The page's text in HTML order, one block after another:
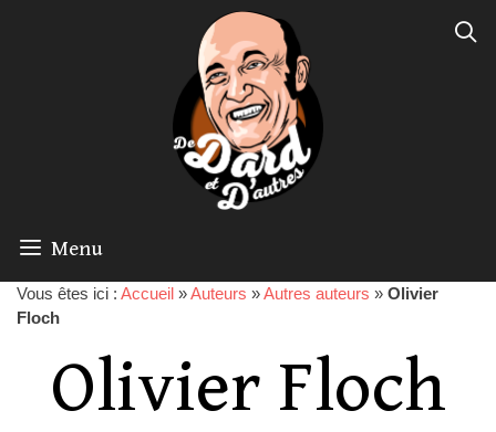
Menu
Vous êtes ici : Accueil »Auteurs »Autres auteurs » Olivier
Floch
Olivier Floch